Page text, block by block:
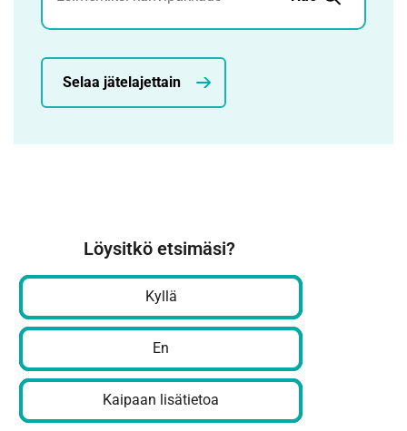
Selaa jätelajettain
Löysitkö etsimäsi?
Kyllä
En
Kaipaan lisätietoa